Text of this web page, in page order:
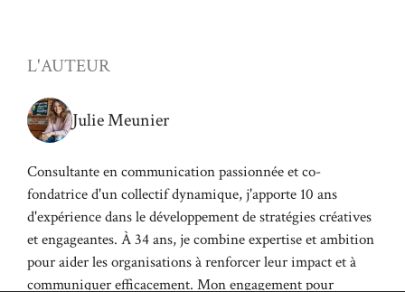
L'AUTEUR
Julie Meunier
Consultante en communication passionnée et co-
fondatrice d'un collectif dynamique, j'apporte 10 ans
d'expérience dans le développement de stratégies créatives
et engageantes. À 34 ans, je combine expertise et ambition
pour aider les organisations à renforcer leur impact et à
communiquer efficacement. Mon engagement pour